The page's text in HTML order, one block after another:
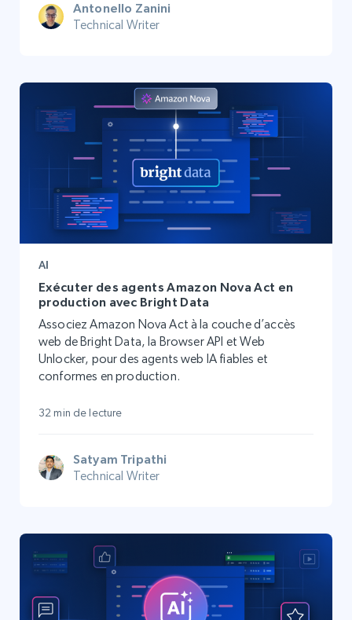
Antonello Zanini
Technical Writer
AI
Exécuter des agents Amazon Nova Act en
production avec Bright Data
Associez Amazon Nova Act à la couche d’accès
web de Bright Data, la Browser API et Web
Unlocker, pour des agents web IA fiables et
conformes en production.
32 min de lecture
Satyam Tripathi
Technical Writer